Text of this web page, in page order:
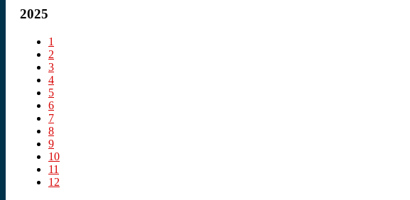
2025
1
2
3
4
5
6
7
8
9
10
11
12